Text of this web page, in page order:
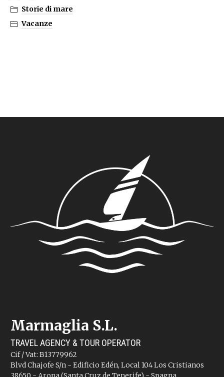
Storie di mare
Vacanze
Marmaglia S.L.
TRAVEL AGENCY & TOUR OPERATOR
Cif / Vat: B13779962
Blvd Chajofe S/n - Edificio Edén, Local 104 Los Cristianos